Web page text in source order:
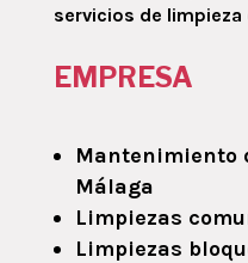
servicios de limpieza
EMPRESA
Mantenimiento
Málaga
Limpiezas
Limpiezas